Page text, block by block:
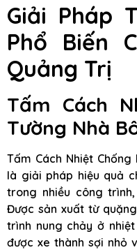
Giải Pháp
Phổ Biến
Quảng Trị
Tấm Cách
Tường Nhà
Tấm Cách Nhiệt
là giải pháp hiệu quả
trong nhiều công
Được sản xuất từ
trình nung chảy ở
được xe thành sợi nhỏ